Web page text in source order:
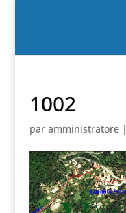
1002
par amministratore|